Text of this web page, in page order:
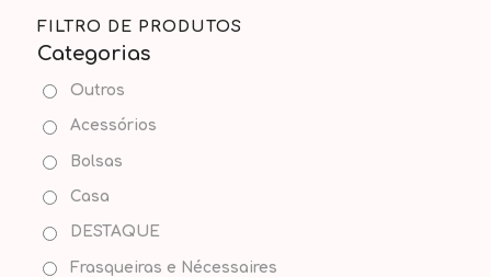
FILTRO DE PRODUTOS
Categorias
Outros
Acessórios
Bolsas
Casa
DESTAQUE
Frasqueiras e Nécessaires